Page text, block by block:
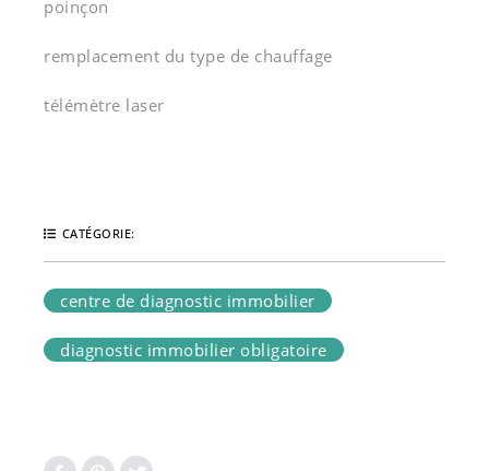
poinçon
remplacement du type de chauffage
télémètre laser
CATÉGORIE:
centre de diagnostic immobilier
diagnostic immobilier obligatoire